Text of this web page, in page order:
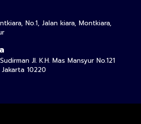
No.1, Jalan kiara, Montkiara,
Jl. K.H. Mas Mansyur No.121
Jakarta 10220